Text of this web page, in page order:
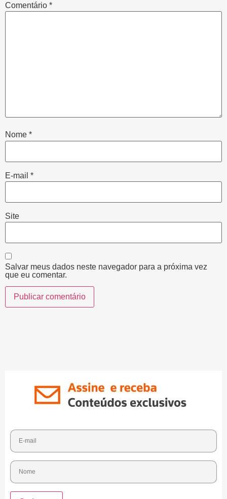
Comentário *
Nome *
E-mail *
Site
Salvar meus dados neste navegador para a próxima vez
que eu comentar.